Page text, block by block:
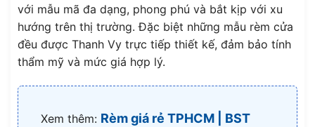
với mẫu mã đa dạng, phong phú và bắt kịp với xu
hướng trên thị trường. Đặc biệt những mẫu rèm cửa
đều được Thanh Vy trực tiếp thiết kế, đảm bảo tính
thẩm mỹ và mức giá hợp lý.
Xem thêm: Rèm giá rẻ TPHCM | BST